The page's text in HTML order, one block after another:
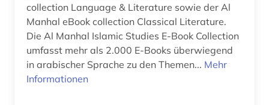
collection Language & Literature sowie der Al
Manhal eBook collection Classical Literature.
Die Al Manhal Islamic Studies E-Book Collection
umfasst mehr als 2.000 E-Books überwiegend
in arabischer Sprache zu den Themen... Mehr
Informationen